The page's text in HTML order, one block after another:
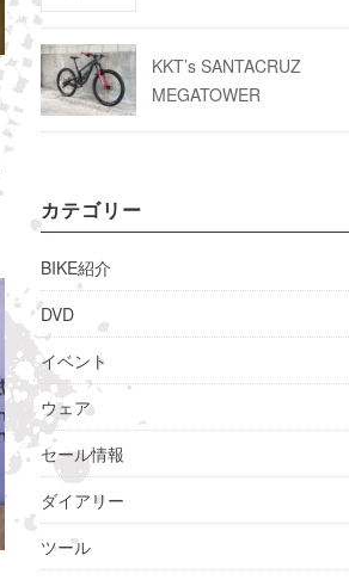
KKT’s SANTACRUZ
MEGATOWER
カテゴリー
BIKE紹介
DVD
イベント
ウェア
セール情報
ダイアリー
ツール